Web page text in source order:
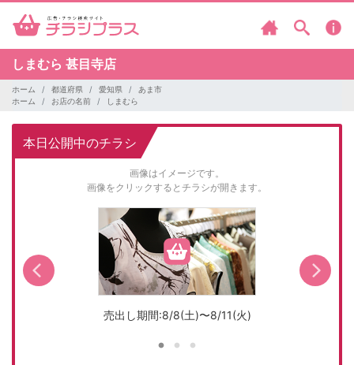
しまむら 甚目寺店
ホーム 都道府県 愛知県
あま市
ホーム
お店の名前 しまむら
本日公開中のチラシ
画像はイメージです。
画像をクリックするとチラシが開きます。
売出し期間:8/8(土)〜8/11(火)